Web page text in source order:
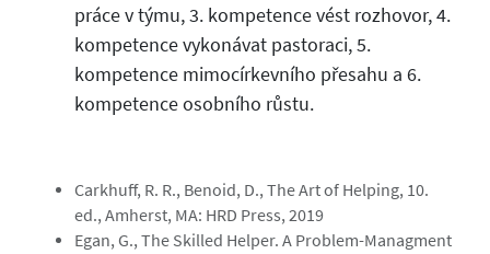
práce v týmu, 3. kompetence vést rozhovor, 4.
kompetence vykonávat pastoraci, 5.
kompetence mimocírkevního přesahu a 6.
kompetence osobního růstu.
Carkhuff, R. R., Benoid, D., The Art of Helping, 10.
ed., Amherst, MA: HRD Press, 2019
Egan, G., The Skilled Helper. A Problem-Managment